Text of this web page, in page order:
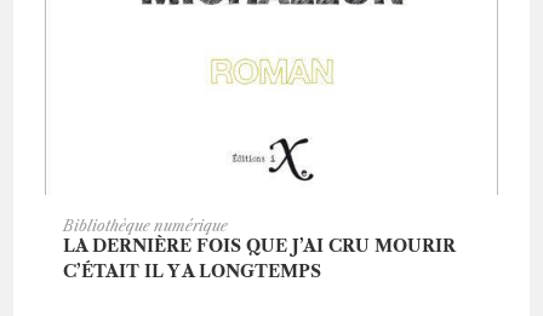
ACHETER CE LIVRE
Bibliothèque numérique
LA DERNIÈRE FOIS QUE J’AI CRU MOURIR
C’ÉTAIT IL Y A LONGTEMPS